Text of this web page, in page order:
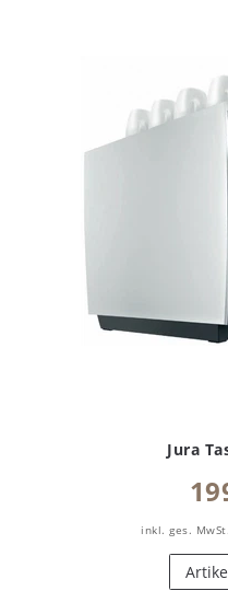
Jura
inkl. ges. MwSt.